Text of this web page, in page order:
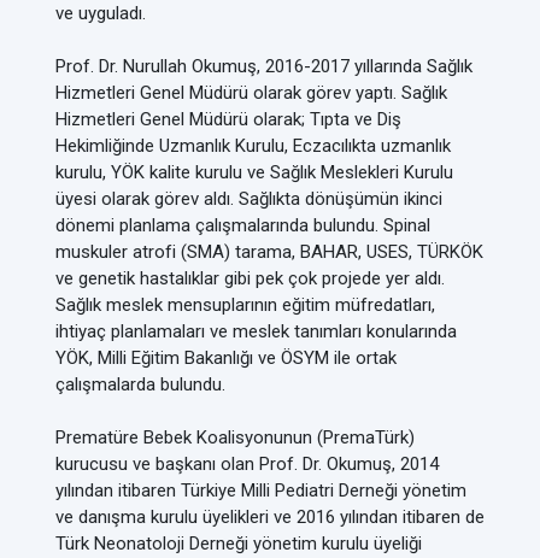
ve uyguladı.
Prof. Dr. Nurullah Okumuş, 2016-2017 yıllarında Sağlık
Hizmetleri Genel Müdürü olarak görev yaptı. Sağlık
Hizmetleri Genel Müdürü olarak; Tıpta ve Diş
Hekimliğinde Uzmanlık Kurulu, Eczacılıkta uzmanlık
kurulu, YÖK kalite kurulu ve Sağlık Meslekleri Kurulu
üyesi olarak görev aldı. Sağlıkta dönüşümün ikinci
dönemi planlama çalışmalarında bulundu. Spinal
muskuler atrofi (SMA) tarama, BAHAR, USES, TÜRKÖK
ve genetik hastalıklar gibi pek çok projede yer aldı.
Sağlık meslek mensuplarının eğitim müfredatları,
ihtiyaç planlamaları ve meslek tanımları konularında
YÖK, Milli Eğitim Bakanlığı ve ÖSYM ile ortak
çalışmalarda bulundu.
Prematüre Bebek Koalisyonunun (PremaTürk)
kurucusu ve başkanı olan Prof. Dr. Okumuş, 2014
yılından itibaren Türkiye Milli Pediatri Derneği yönetim
ve danışma kurulu üyelikleri ve 2016 yılından itibaren de
Türk Neonatoloji Derneği yönetim kurulu üyeliği